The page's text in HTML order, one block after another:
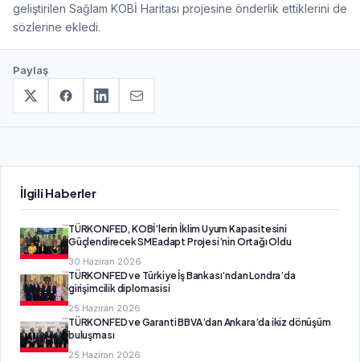
geliştirilen Sağlam KOBİ Haritası projesine önderlik ettiklerini de
sözlerine ekledi.
Paylaş
İlgili Haberler
TÜRKONFED, KOBİ’lerin İklim Uyum Kapasitesini
Güçlendirecek SMEadapt Projesi’nin Ortağı Oldu
30 Haziran 2026
TÜRKONFED ve Türkiye İş Bankası’ndan Londra’da
girişimcilik diplomasisi
25 Haziran 2026
TÜRKONFED ve Garanti BBVA’dan Ankara’da ikiz dönüşüm
buluşması
25 Haziran 2026